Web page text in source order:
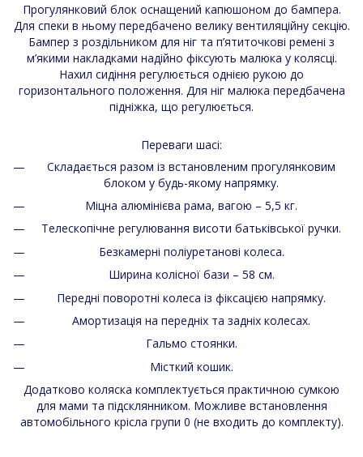
Прогулянковий блок оснащений капюшоном до бампера.
Для спеки в ньому передбачено велику вентиляційну секцію.
Бампер з роздільником для ніг та п’ятиточкові ремені з
м’якими накладками надійно фіксують малюка у колясці.
Нахил сидіння регулюється однією рукою до
горизонтального положення. Для ніг малюка передбачена
підніжка, що регулюється.
Переваги шасі:
Складається разом із встановленим прогулянковим
блоком у будь-якому напрямку.
Міцна алюмінієва рама, вагою – 5,5 кг.
Телескопічне регулювання висоти батьківської ручки.
Безкамерні поліуретанові колеса.
Ширина колісної бази – 58 см.
Передні поворотні колеса із фіксацією напрямку.
Амортизація на передніх та задніх колесах.
Гальмо стоянки.
Місткий кошик.
Додатково коляска комплектується практичною сумкою
для мами та підсклянником. Можливе встановлення
автомобільного крісла групи 0 (не входить до комплекту).